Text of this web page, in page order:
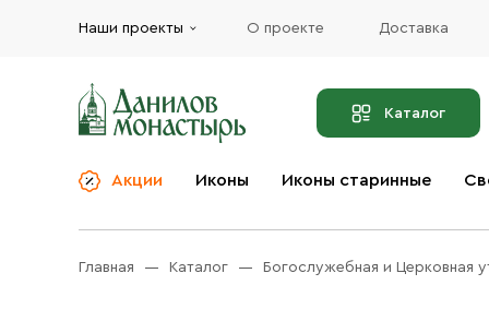
Наши проекты О проекте Доставка
Каталог
Акции Иконы Иконы старинные
Церковная утварь
Бренды
Главная Каталог Богослужебная и Церковная